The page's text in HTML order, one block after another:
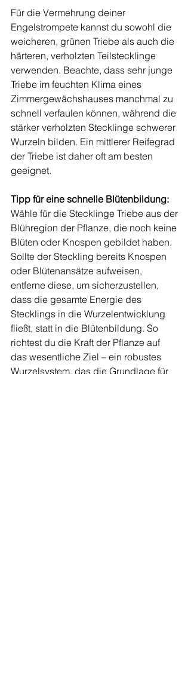
Für die Vermehrung deiner
Engelstrompete kannst du sowohl die
weicheren, grünen Triebe als auch die
härteren, verholzten Teilstecklinge
verwenden. Beachte, dass sehr junge
Triebe im feuchten Klima eines
Zimmergewächshauses manchmal zu
schnell verfaulen können, während die
stärker verholzten Stecklinge schwerer
Wurzeln bilden. Ein mittlerer Reifegrad
der Triebe ist daher oft am besten
geeignet.
Tipp für eine schnelle Blütenbildung:
Wähle für die Stecklinge Triebe aus der
Blühregion der Pflanze, die noch keine
Blüten oder Knospen gebildet haben.
Sollte der Steckling bereits Knospen
oder Blütenansätze aufweisen,
entferne diese, um sicherzustellen,
dass die gesamte Energie des
Stecklings in die Wurzelentwicklung
fließt, statt in die Blütenbildung. So
richtest du die Kraft der Pflanze auf
das wesentliche Ziel – ein robustes
Wurzelsystem, das die Grundlage für